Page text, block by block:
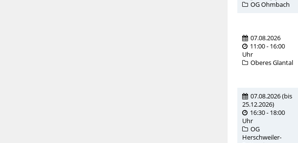
OG Ohmbach
07.08.2026
11:00 - 16:00
Uhr
Oberes Glantal
07.08.2026(bis
25.12.2026)
16:30 - 18:00
Uhr
OG
Herschweiler-